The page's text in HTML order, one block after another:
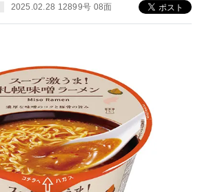
2025.02.28 12899号 08面